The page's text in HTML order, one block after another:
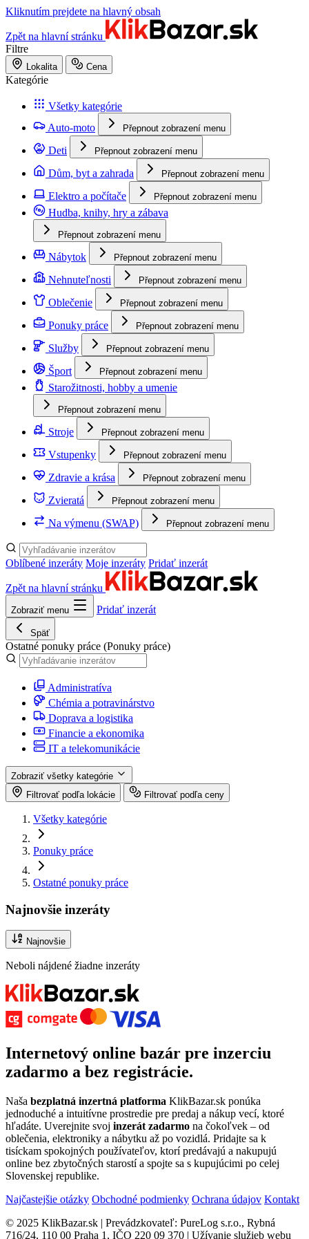
Kliknutím prejdete na hlavný obsah
Zpět na hlavní stránku
Filtre
Lokalita Cena
Kategórie
Všetky kategórie
Auto-moto
Přepnout zobrazení menu
Deti Přepnout zobrazení menu
Dům, byt a zahrada Přepnout zobrazení menu
Elektro a počítače Přepnout zobrazení menu
Hudba, knihy, hry a zábava
Přepnout zobrazení menu
Nábytok Přepnout zobrazení menu
Nehnuteľnosti Přepnout zobrazení menu
Oblečenie Přepnout zobrazení menu
Ponuky práce Přepnout zobrazení menu
Služby Přepnout zobrazení menu
Šport Přepnout zobrazení menu
Starožitnosti, hobby a umenie
Přepnout zobrazení menu
Stroje Přepnout zobrazení menu
Vstupenky Přepnout zobrazení menu
Zdravie a krása Přepnout zobrazení menu
Zvieratá Přepnout zobrazení menu
Na výmenu (SWAP) Přepnout zobrazení menu
Oblíbené inzeráty Moje inzeráty Pridať inzerát
Zpět na hlavní stránku
Zobraziť menu Pridať inzerát
Späť
Ostatné ponuky práce (Ponuky práce)
Administratíva
Chémia a potravinárstvo
Doprava a logistika
Financie a ekonomika
IT a telekomunikácie
Zobraziť všetky kategórie
Filtrovať podľa lokácie
Filtrovať podľa ceny
Všetky kategórie
Ponuky práce
Ostatné ponuky práce
Najnovšie inzeráty
Najnovšie
Neboli nájdené žiadne inzeráty
Internetový online bazár pre inzerciu
zadarmo a bez registrácie.
Naša bezplatná inzertná platforma KlikBazar.sk ponúka
jednoduché a intuitívne prostredie pre predaj a nákup vecí, ktoré
hľadáte. Uverejnite svoj inzerát zadarmo na čokoľvek – od
oblečenia, elektroniky a nábytku až po vozidlá. Pridajte sa k
tisíckam spokojných používateľov, ktorí predávajú a nakupujú
online bez zbytočných starostí a spojte sa s kupujúcimi po celej
Slovenskej republike.
Najčastejšie otázky Obchodné podmienky Ochrana údajov Kontakt
© 2025 KlikBazar.sk | Prevádzkovateľ: PureLog s.r.o., Rybná
716/24, 110 00 Praha 1, IČO 220 09 370 | Užívanie služieb webu